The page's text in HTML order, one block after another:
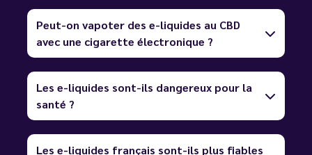
Peut-on vapoter des e-liquides au CBD
avec une cigarette électronique ?
Les e-liquides sont-ils dangereux pour la
santé ?
Les e-liquides français sont-ils plus fiables